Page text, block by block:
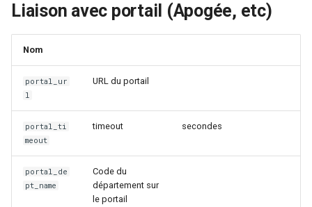
Liaison avec portail (Apogée, etc)
Nom
portal_ur
l
URL du portail
portal_ti
meout
timeout secondes
portal_de
pt_name
Code du
département sur
le portail